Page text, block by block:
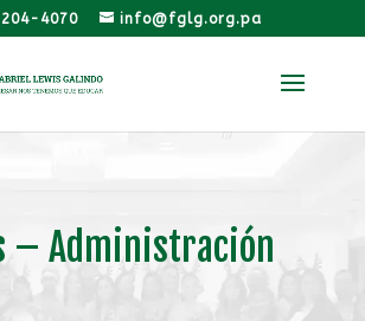
4070 info@fglg.org.pa
– Administración